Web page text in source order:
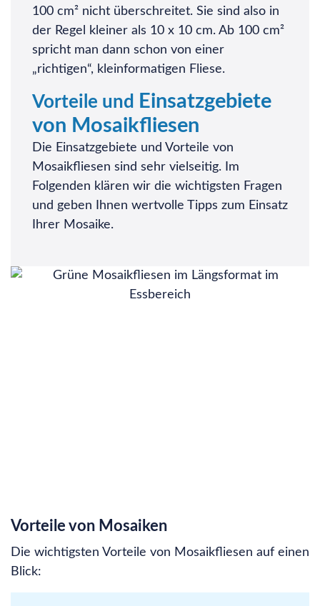
100 cm² nicht überschreitet. Sie sind also in
der Regel kleiner als 10 x 10 cm. Ab 100 cm²
spricht man dann schon von einer
„richtigen“, kleinformatigen Fliese.
Vorteile und
Einsatzgebiete
von Mosaikfliesen
Die Einsatzgebiete und Vorteile von
Mosaikfliesen sind sehr vielseitig. Im
Folgenden klären wir die wichtigsten Fragen
und geben Ihnen wertvolle Tipps zum Einsatz
Ihrer Mosaike.
Vorteile von Mosaiken
Die wichtigsten Vorteile von Mosaikfliesen auf einen
Blick: